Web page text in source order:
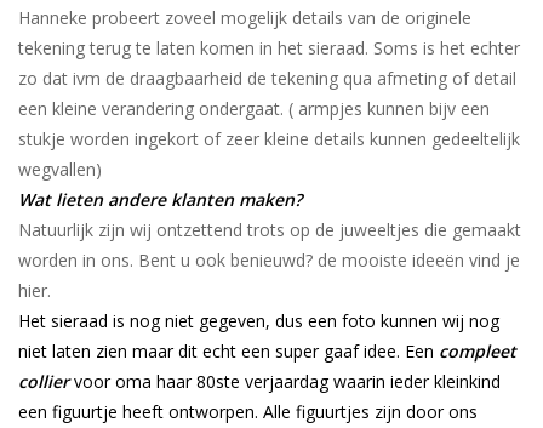
Hanneke probeert zoveel mogelijk details van de originele
tekening terug te laten komen in het sieraad. Soms is het echter
zo dat ivm de draagbaarheid de tekening qua afmeting of detail
een kleine verandering ondergaat. ( armpjes kunnen bijv een
stukje worden ingekort of zeer kleine details kunnen gedeeltelijk
wegvallen)
Wat lieten andere klanten maken?
Natuurlijk zijn wij ontzettend trots op de juweeltjes die gemaakt
worden in ons. Bent u ook benieuwd? de mooiste ideeën vind je
hier.
Het sieraad is nog niet gegeven, dus een foto kunnen wij nog
niet laten zien maar dit echt een super gaaf idee. Een compleet
colliervoor oma haar 80ste verjaardag waarin ieder kleinkind
een figuurtje heeft ontworpen. Alle figuurtjes zijn door ons